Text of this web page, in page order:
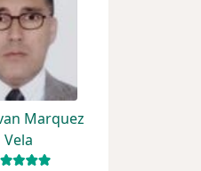
Marquez
Vela